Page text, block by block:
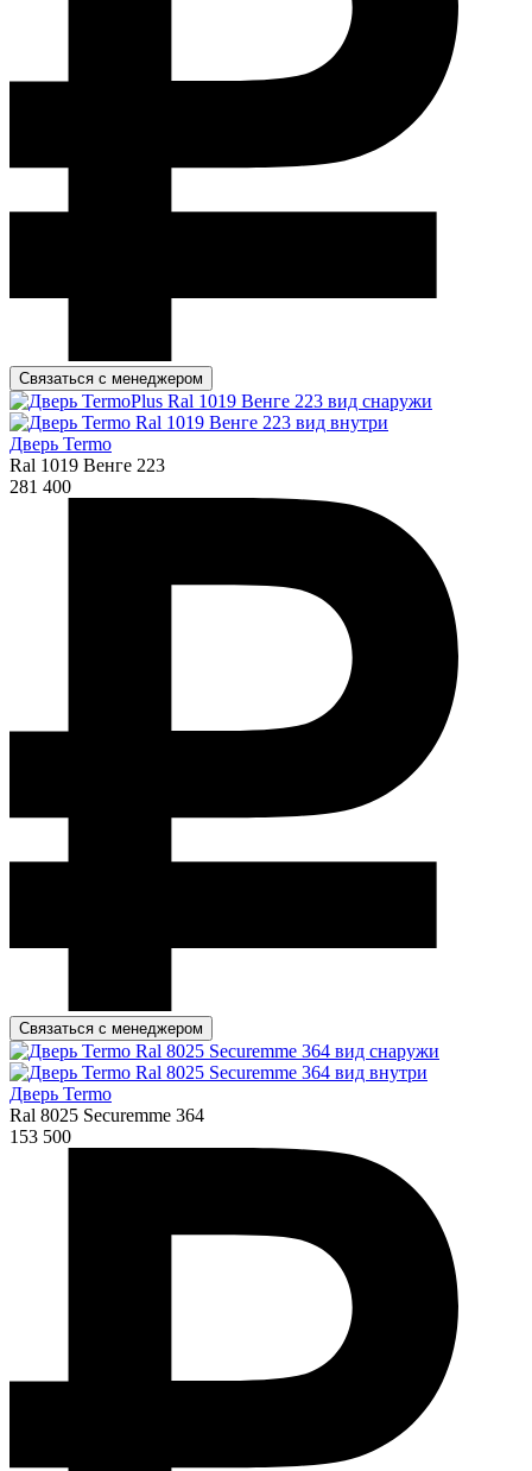
Связаться с менеджером
Дверь Termo
Ral 1019 Венге 223
281 400
Связаться с менеджером
Дверь Termo
Ral 8025 Securemme 364
153 500